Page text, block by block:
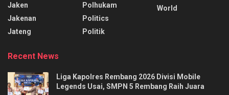
Jaken
Jakenan
Jateng
Polhukam
Politics
Politik
World
Recent News
Liga Kapolres Rembang 2026 Divisi Mobile
Legends Usai, SMPN 5 Rembang Raih Juara